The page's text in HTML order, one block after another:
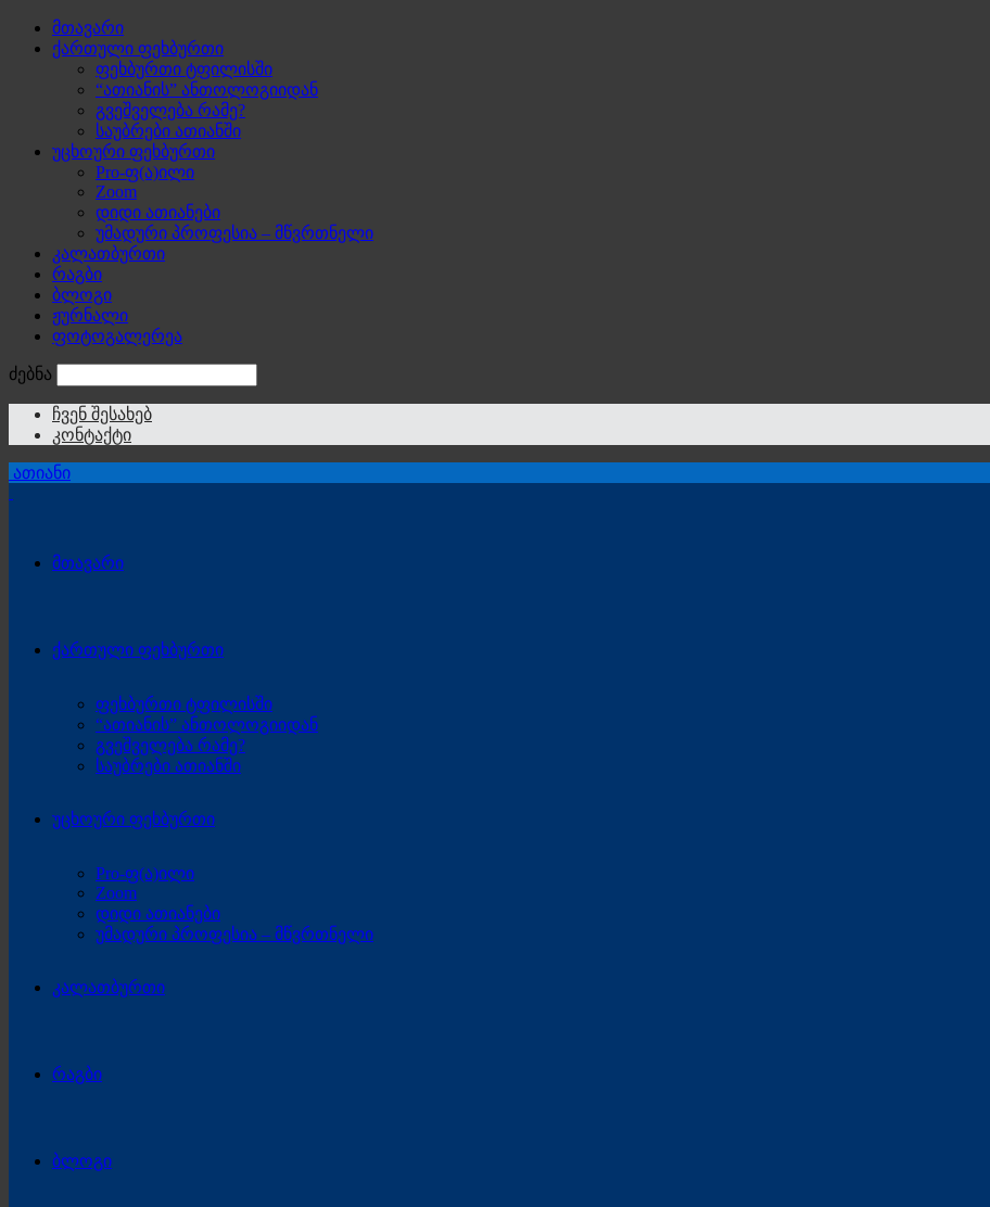
მთავარი
ქართული ფეხბურთი
ფეხბურთი ტფილისში
“ათიანის” ანთოლოგიიდან
გვეშველება რამე?
საუბრები ათიანში
უცხოური ფეხბურთი
Pro-ფ(ა)ილი
Zoom
დიდი ათიანები
უმადური პროფესია – მწვრთნელი
კალათბურთი
რაგბი
ბლოგი
ჟურნალი
ფოტოგალერეა
ძებნა
ჩვენ შესახებ
კონტაქტი
ათიანი
მთავარი
ქართული ფეხბურთი
ფეხბურთი ტფილისში
“ათიანის” ანთოლოგიიდან
გვეშველება რამე?
საუბრები ათიანში
უცხოური ფეხბურთი
Pro-ფ(ა)ილი
Zoom
დიდი ათიანები
უმადური პროფესია – მწვრთნელი
კალათბურთი
რაგბი
ბლოგი